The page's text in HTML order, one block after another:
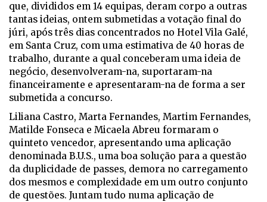
que, divididos em 14 equipas, deram corpo a outras
tantas ideias, ontem submetidas a votação final do
júri, após três dias concentrados no Hotel Vila Galé,
em Santa Cruz, com uma estimativa de 40 horas de
trabalho, durante a qual conceberam uma ideia de
negócio, desenvolveram-na, suportaram-na
financeiramente e apresentaram-na de forma a ser
submetida a concurso.
Liliana Castro, Marta Fernandes, Martim Fernandes,
Matilde Fonseca e Micaela Abreu formaram o
quinteto vencedor, apresentando uma aplicação
denominada B.U.S., uma boa solução para a questão
da duplicidade de passes, demora no carregamento
dos mesmos e complexidade em um outro conjunto
de questões. Juntam tudo numa aplicação de